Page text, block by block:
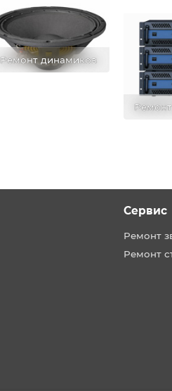
Ремонт динамиков
Сервис
Ремонт
Ремонт